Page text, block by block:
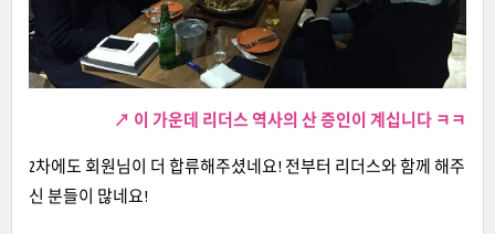
↗ 이 가운데 리더스 역사의 산 증인이 계십니다 ㅋㅋ
2차에도 회원님이 더 합류해주셨네요! 전부터 리더스와 함께 해주
신 분들이 많네요!